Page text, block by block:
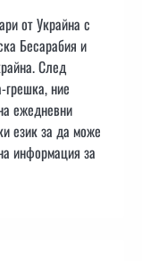
от Украйна с
Бесарабия и
След
ние
ежедневни
език за да може
информация за